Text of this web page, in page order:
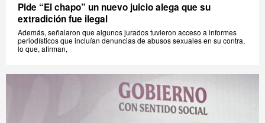
Pide “El chapo” un nuevo juicio alega que su
extradición fue ilegal
Además, señalaron que algunos jurados tuvieron acceso a informes
periodísticos que incluían denuncias de abusos sexuales en su contra,
lo que, afirman,